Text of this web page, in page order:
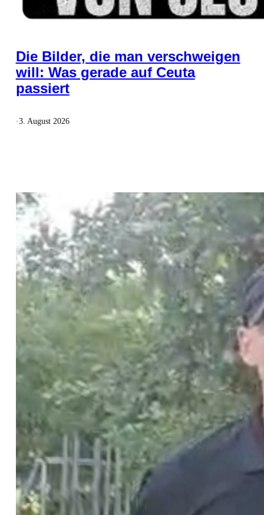
Die Bilder, die man verschweigen
will: Was gerade auf Ceuta
passiert
·3. August 2026